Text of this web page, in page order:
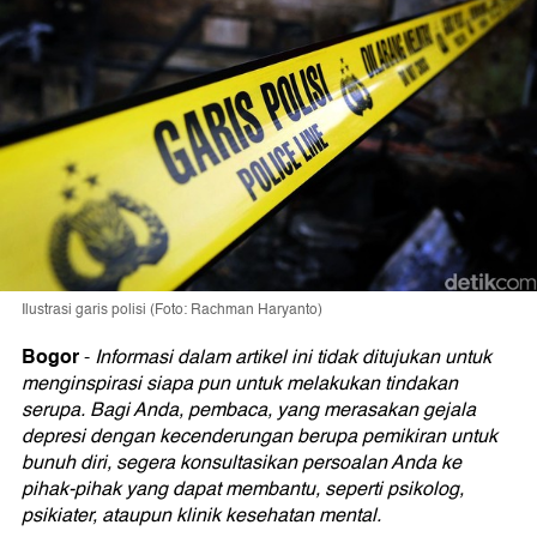
Ilustrasi garis polisi (Foto: Rachman Haryanto)
Bogor-Informasi dalam artikel ini tidak ditujukan untuk
menginspirasi siapa pun untuk melakukan tindakan
serupa. Bagi Anda, pembaca, yang merasakan gejala
depresi dengan kecenderungan berupa pemikiran untuk
bunuh diri, segera konsultasikan persoalan Anda ke
pihak-pihak yang dapat membantu, seperti psikolog,
psikiater, ataupun klinik kesehatan mental.